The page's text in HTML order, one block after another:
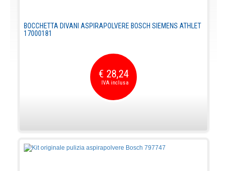
BOCCHETTA DIVANI ASPIRAPOLVERE BOSCH SIEMENS ATHLET
17000181
€ 28,24